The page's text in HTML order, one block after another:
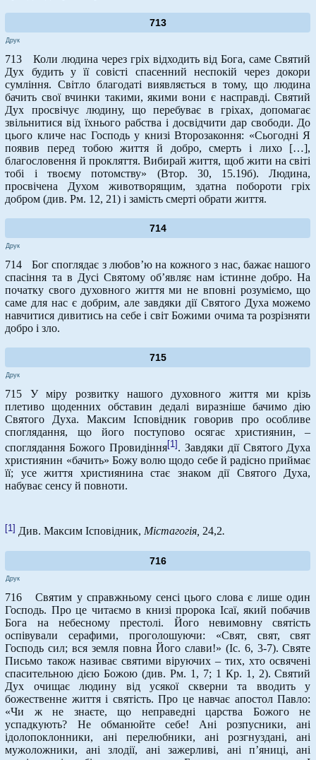
713
Друк
713 Коли людина через гріх відходить від Бога, саме Святий
Дух будить у її совісті спасенний неспокій через докори
сумління. Світло благодаті виявляється в тому, що людина
бачить свої вчинки такими, якими вони є насправді. Святий
Дух просвічує людину, що перебуває в гріхах, допомагає
звільнитися від їхнього рабства і досвідчити дар свободи. До
цього кличе нас Господь у книзі Второзаконня: «Сьогодні Я
появив перед тобою життя й добро, смерть і лихо […],
благословення й прокляття. Вибирай життя, щоб жити на світі
тобі і твоєму потомству» (Втор. 30, 15.19б). Людина,
просвічена Духом животворящим, здатна побороти гріх
добром (див. Рм. 12, 21) і замість смерті обрати життя.
714
Друк
714 Бог споглядає з любов’ю на кожного з нас, бажає нашого
спасіння та в Дусі Святому об’являє нам істинне добро. На
початку свого духовного життя ми не вповні розуміємо, що
саме для нас є добрим, але завдяки дії Святого Духа можемо
навчитися дивитись на себе і світ Божими очима та розрізняти
добро і зло.
715
Друк
715 У міру розвитку нашого духовного життя ми крізь
плетиво щоденних обставин дедалі виразніше бачимо дію
Святого Духа. Максим Ісповідник говорив про особливе
споглядання, що його поступово осягає християнин, –
споглядання Божого Провидіння[1] . Завдяки дії Святого Духа
християнин «бачить» Божу волю щодо себе й радісно приймає
її; усе життя християнина стає знаком дії Святого Духа,
набуває сенсу й повноти.
[1] Див. Максим Ісповідник,Містагогія,24,2.
716
Друк
716 Святим у справжньому сенсі цього слова є лише один
Господь. Про це читаємо в книзі пророка Ісаї, який побачив
Бога на небесному престолі. Його невимовну святість
оспівували серафими, проголошуючи: «Свят, свят, свят
Господь сил; вся земля повна Його слави!» (Іс. 6, 3-7). Святе
Письмо також називає святими віруючих – тих, хто освячені
спасительною дією Божою (див. Рм. 1, 7; 1 Кр. 1, 2). Святий
Дух очищає людину від усякої скверни та вводить у
божественне життя і святість. Про це навчає апостол Павло:
«Чи ж не знаєте, що неправедні царства Божого не
успадкують? Не обманюйте себе! Ані розпусники, ані
ідолопоклонники, ані перелюбники, ані розгнуздані, ані
мужоложники, ані злодії, ані зажерливі, ані п’яниці, ані